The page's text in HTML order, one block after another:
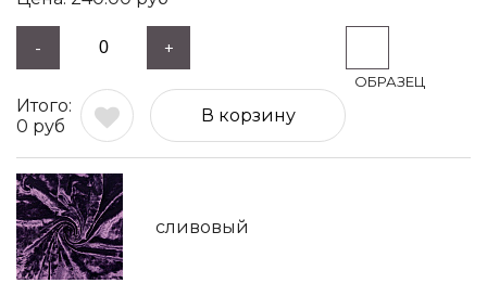
- +
0 руб
В корзину
сливовый